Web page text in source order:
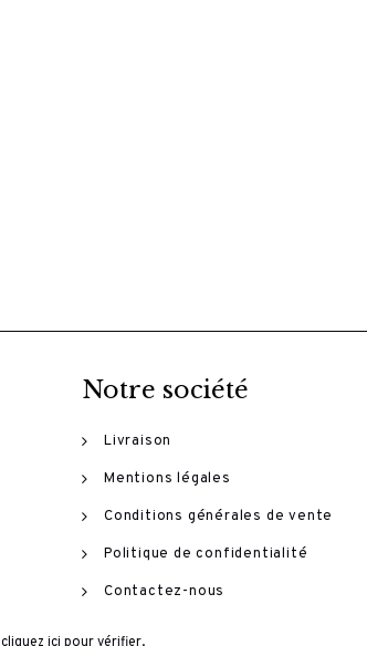
Notre société
Livraison
Mentions légales
Conditions générales de vente
Politique de confidentialité
Contactez-nous